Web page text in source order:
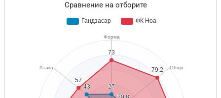
Сравнение на отборите